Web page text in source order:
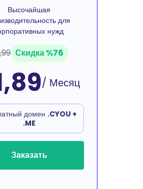
Высочайшая
для
нужд
Скидка %76
/ Месяц
домен .CYOU +
.ME
Заказать